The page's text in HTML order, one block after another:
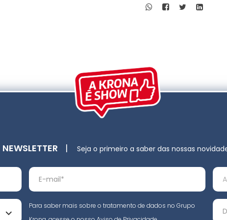
NEWSLETTER | Seja o primeiro a saber das nossas
Para saber mais sobre o tratamento de dados no Grupo